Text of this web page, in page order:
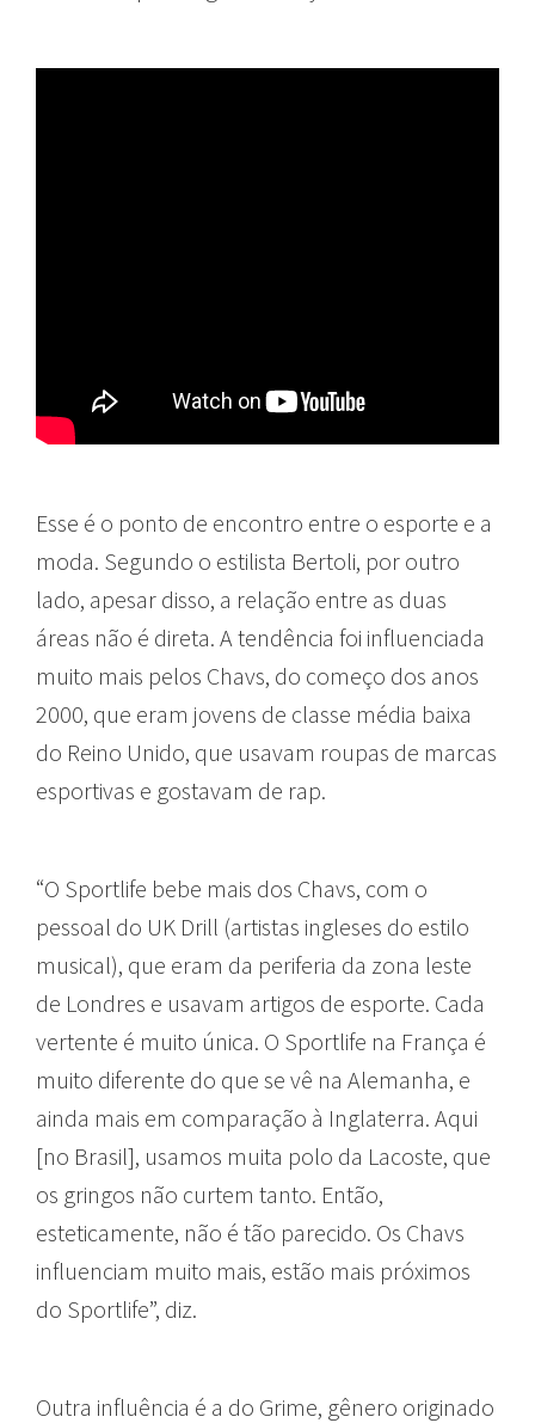
Esse é o ponto de encontro entre o esporte e a
moda. Segundo o estilista Bertoli, por outro
lado, apesar disso, a relação entre as duas
áreas não é direta. A tendência foi influenciada
muito mais pelos Chavs, do começo dos anos
2000, que eram jovens de classe média baixa
do Reino Unido, que usavam roupas de marcas
esportivas e gostavam de rap.
“O Sportlife bebe mais dos Chavs, com o
pessoal do UK Drill (artistas ingleses do estilo
musical), que eram da periferia da zona leste
de Londres e usavam artigos de esporte. Cada
vertente é muito única. O Sportlife na França é
muito diferente do que se vê na Alemanha, e
ainda mais em comparação à Inglaterra. Aqui
[no Brasil], usamos muita polo da Lacoste, que
os gringos não curtem tanto. Então,
esteticamente, não é tão parecido. Os Chavs
influenciam muito mais, estão mais próximos
do Sportlife”, diz.
Outra influência é a do Grime, gênero originado